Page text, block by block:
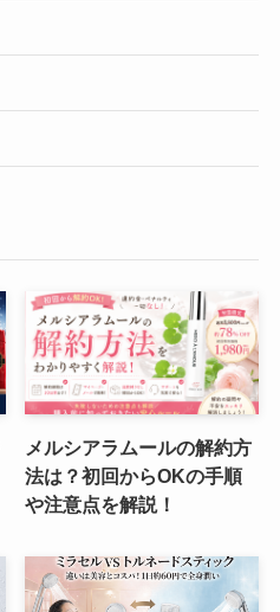
メルシアラムールの解約方
法は？初回からOKの手順
や注意点を解説！